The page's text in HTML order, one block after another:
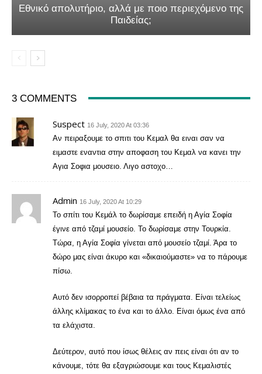
Εθνικό απολυτήριο, αλλά με ποιο περιεχόμενο της
Παιδείας;
3 COMMENTS
Suspect 16 July, 2020 At 03:36
Αν πειραξουμε το σπιτι του Κεμαλ θα ειναι σαν να
ειμαστε εναντια στην αποφαση του Κεμαλ να κανει την
Αγια Σοφια μουσειο. Λιγο αστοχο…
Admin 16 July, 2020 At 10:29
Το σπίτι του Κεμάλ το δωρίσαμε επειδή η Αγία Σοφία
έγινε από τζαμί μουσείο. Το δωρίσαμε στην Τουρκία.
Τώρα, η Αγία Σοφία γίνεται από μουσείο τζαμί. Άρα το
δώρο μας είναι άκυρο και «δικαιούμαστε» να το πάρουμε
πίσω.
Αυτό δεν ισορροπεί βέβαια τα πράγματα. Είναι τελείως
άλλης κλίμακας το ένα και το άλλο. Είναι όμως ένα από
τα ελάχιστα.
Δεύτερον, αυτό που ίσως θέλεις αν πεις είναι ότι αν το
κάνουμε, τότε θα εξαγριώσουμε και τους Κεμαλιστές